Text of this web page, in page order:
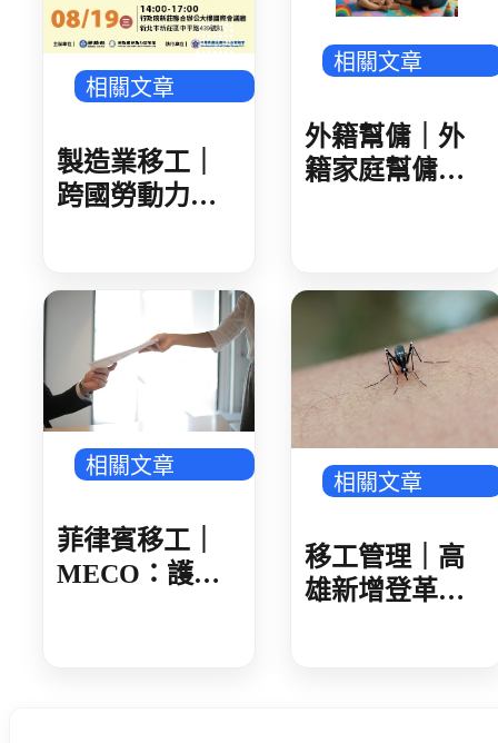
相關文章
製造業移工｜
跨國勞動力精
(8/19新北場)
意圖
相關文章
外籍幫傭｜外
籍家庭幫傭新
採三方合意承
相關文章
菲律賓移工｜
MECO：護照
相關文章
移工管理｜高
雄新增登革熱